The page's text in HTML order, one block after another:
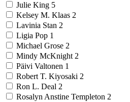
Julie King 5
Kelsey M. Klaas 2
Lavinia Stan 2
Ligia Pop 1
Michael Grose 2
Mindy McKnight 2
Päivi Valtonen 1
Robert T. Kiyosaki 2
Ron L. Deal 2
Rosalyn Anstine Templeton 2